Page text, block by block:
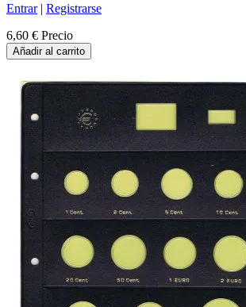
Entrar| Registrarse
6,60 € Precio
Añadir al carrito